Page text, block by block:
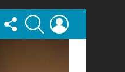
FOLLOW
US
SEARCH